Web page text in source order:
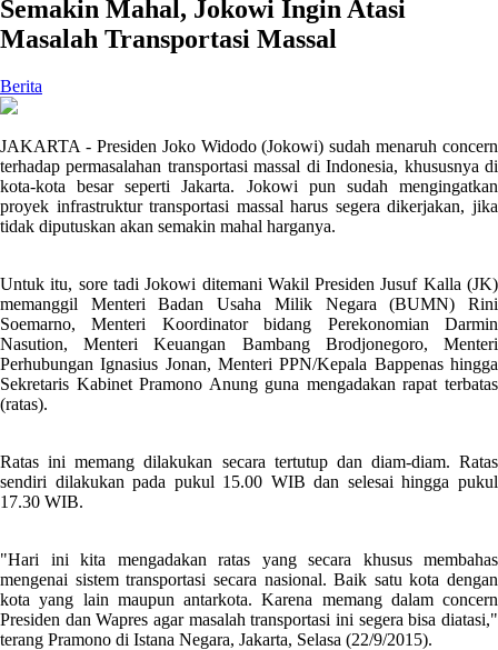
Semakin Mahal, Jokowi Ingin Atasi
Masalah Transportasi Massal
Berita
JAKARTA - Presiden Joko Widodo (Jokowi) sudah menaruh concern
terhadap permasalahan transportasi massal di Indonesia, khususnya di
kota-kota besar seperti Jakarta. Jokowi pun sudah mengingatkan
proyek infrastruktur transportasi massal harus segera dikerjakan, jika
tidak diputuskan akan semakin mahal harganya.
Untuk itu, sore tadi Jokowi ditemani Wakil Presiden Jusuf Kalla (JK)
memanggil Menteri Badan Usaha Milik Negara (BUMN) Rini
Soemarno, Menteri Koordinator bidang Perekonomian Darmin
Nasution, Menteri Keuangan Bambang Brodjonegoro, Menteri
Perhubungan Ignasius Jonan, Menteri PPN/Kepala Bappenas hingga
Sekretaris Kabinet Pramono Anung guna mengadakan rapat terbatas
(ratas).
Ratas ini memang dilakukan secara tertutup dan diam-diam. Ratas
sendiri dilakukan pada pukul 15.00 WIB dan selesai hingga pukul
17.30 WIB.
"Hari ini kita mengadakan ratas yang secara khusus membahas
mengenai sistem transportasi secara nasional. Baik satu kota dengan
kota yang lain maupun antarkota. Karena memang dalam concern
Presiden dan Wapres agar masalah transportasi ini segera bisa diatasi,"
terang Pramono di Istana Negara, Jakarta, Selasa (22/9/2015).